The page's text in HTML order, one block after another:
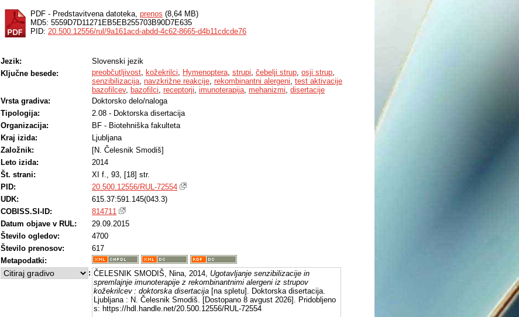
PDF - Predstavitvena datoteka, prenos (8,64 MB)
MD5: 5559D7D11271EB5EB255703B90D7E635
PID: 20.500.12556/rul/9a161acd-abdd-4c62-8665-d4b11cdcde76
Jezik:
Slovenski jezik
Ključne besede:
preobčutljivost, kožekrilci, Hymenoptera, strupi, čebelji strup, osji strup,
senzibilizacija, navzkrižne reakcije, rekombinantni alergeni, test aktivacije
bazofilcev, bazofilci, receptorji, imunoterapija, mehanizmi, disertacije
Vrsta gradiva:
Doktorsko delo/naloga
Tipologija:
2.08 - Doktorska disertacija
Organizacija:
BF - Biotehniška fakulteta
Kraj izida:
Ljubljana
Založnik:
[N. Čelesnik Smodiš]
Leto izida:
2014
Št. strani:
XI f., 93, [18] str.
PID:
20.500.12556/RUL-72554
UDK:
615.37:591.145(043.3)
COBISS.SI-ID:
814711
Datum objave v RUL:
29.09.2015
Število ogledov:
4700
Število prenosov:
617
Metapodatki:
: ČELESNIK SMODIŠ, Nina, 2014, Ugotavljanje senzibilizacije in
spremlajnje imunoterapije z rekombinantnimi alergeni iz strupov
kožekrilcev : doktorska disertacija [na spletu]. Doktorska disertacija.
Ljubljana : N. Čelesnik Smodiš. [Dostopano 8 avgust 2026]. Pridobljeno
s: https://hdl.handle.net/20.500.12556/RUL-72554